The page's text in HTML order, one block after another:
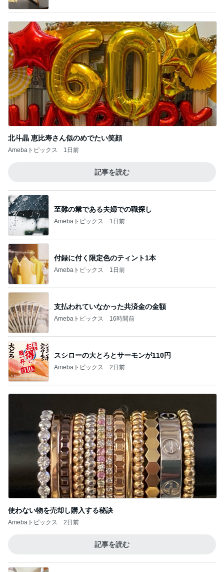
北斗晶 恵比寿さん似のめでたい笑顔
Amebaトピックス 1日前
記事を読む
至難の業である夫婦での職探し
Amebaトピックス 1日前
付録に付く限定色のティント1本
Amebaトピックス 1日前
支払われていなかった共済金の金額
Amebaトピックス 16時間前
スシローの大とろとサーモンが110円
Amebaトピックス 2日前
使わない物を売却し購入する秘訣
Amebaトピックス 2日前
記事を読む